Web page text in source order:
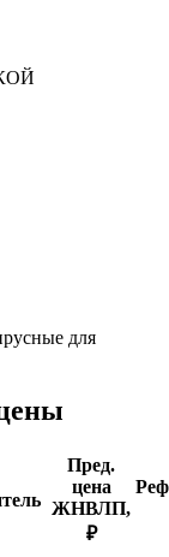
для
Пред.
цена
ЖНВЛП,
₽